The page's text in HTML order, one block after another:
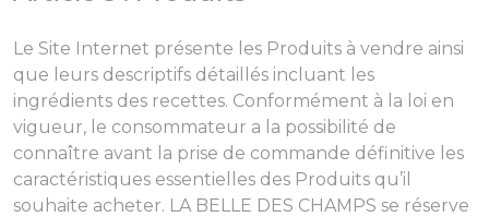
Le Site Internet présente les Produits à vendre ainsi
que leurs descriptifs détaillés incluant les
ingrédients des recettes. Conformément à la loi en
vigueur, le consommateur a la possibilité de
connaître avant la prise de commande définitive les
caractéristiques essentielles des Produits qu’il
souhaite acheter. LA BELLE DES CHAMPS se réserve